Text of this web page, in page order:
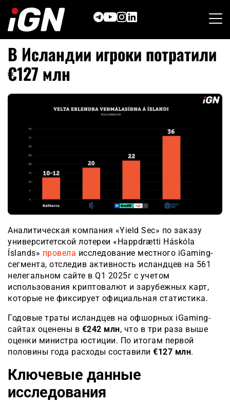
content
В Исландии игроки потратили
€127 млн
Аналитическая компания «Yield Sec» по заказу
университетской лотереи «Happdrætti Háskóla
Íslands» провела исследование местного iGaming-
сегмента, отследив активность исландцев на 561
нелегальном сайте в Q1 2025г с учетом
использования криптовалют и зарубежных карт,
которые не фиксирует официальная статистика.
Годовые траты исландцев на офшорных iGaming-
сайтах оценены в €242 млн, что в три раза выше
оценки министра юстиции. По итогам первой
половины года расходы составили €127 млн.
Ключевые данные
исследования